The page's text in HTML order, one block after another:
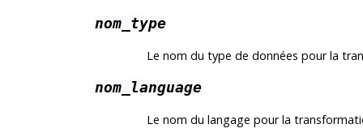
nom_type
Le nom du type de données pour la
nom_language
Le nom du langage pour la